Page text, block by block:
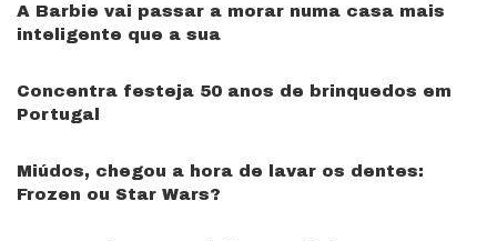
A Barbie vai passar a morar numa casa mais
inteligente que a sua
Concentra festeja 50 anos de brinquedos em
Portugal
Miúdos, chegou a hora de lavar os dentes:
Frozen ou Star Wars?